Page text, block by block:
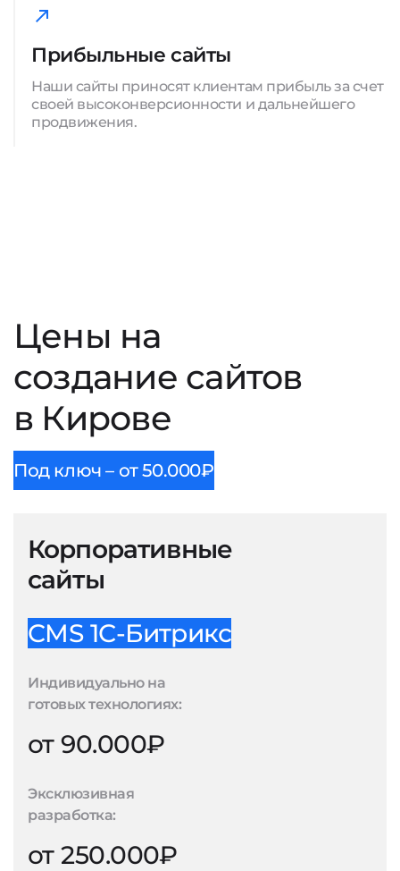
Прибыльные сайты
Наши сайты приносят клиентам прибыль за счет
своей высоконверсионности и дальнейшего
продвижения.
Цены на
создание сайтов
в Кирове
Под ключ – от 50.000₽
Корпоративные
сайты
CMS 1С-Битрикс
Индивидуально на
готовых технологиях:
от 90.000₽
Эксклюзивная
разработка:
от 250.000₽